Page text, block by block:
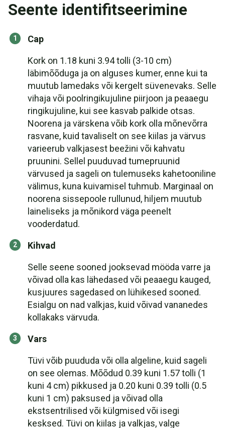
Seente identifitseerimine
Cap
Kork on 1.18 kuni 3.94 tolli (3-10 cm)
läbimõõduga ja on alguses kumer, enne kui ta
muutub lamedaks või kergelt süvenevaks. Selle
vihaja või poolringikujuline piirjoon ja peaaegu
ringikujuline, kui see kasvab palkide otsas.
Noorena ja värskena võib kork olla mõnevõrra
rasvane, kuid tavaliselt on see kiilas ja värvus
varieerub valkjasest beežini või kahvatu
pruunini. Sellel puuduvad tumepruunid
värvused ja sageli on tulemuseks kahetooniline
välimus, kuna kuivamisel tuhmub. Marginaal on
noorena sissepoole rullunud, hiljem muutub
laineliseks ja mõnikord väga peenelt
vooderdatud.
Kihvad
Selle seene sooned jooksevad mööda varre ja
võivad olla kas lähedased või peaaegu kauged,
kusjuures sagedased on lühikesed sooned.
Esialgu on nad valkjas, kuid võivad vananedes
kollakaks värvuda.
Vars
Tüvi võib puududa või olla algeline, kuid sageli
on see olemas. Mõõdud 0.39 kuni 1.57 tolli (1
kuni 4 cm) pikkused ja 0.20 kuni 0.39 tolli (0.5
kuni 1 cm) paksused ja võivad olla
ekstsentrilised või külgmised või isegi
kesksed. Tüvi on kiilas ja valkjas, valge